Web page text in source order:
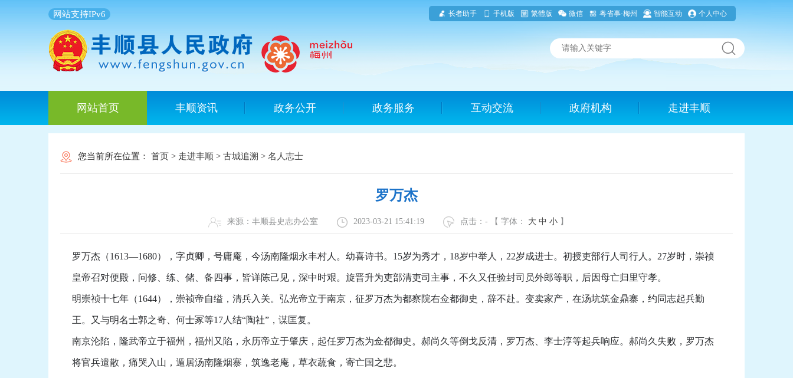
网站支持IPv6 长者助手 手机版 繁體版 微信 粤省事·梅州 智能互动 个人中心
网站首页 丰顺资讯 政务公开 政务服务 互动交流 政府机构 走进丰顺
您当前所在位置： 首页 > 走进丰顺 > 古城追溯 > 名人志士
罗万杰
来源：丰顺县史志办公室 2023-03-21 15:41:19 点击： - 【 字体： 大 中 小 】
罗万杰（1613—1680），字贞卿，号庸庵，今汤南隆烟永丰村人。幼喜诗书。15岁为秀才，18岁中举人，22岁成进士。初授吏部行人司行人。27岁时，崇祯
皇帝召对便殿，问修、练、储、备四事，皆详陈己见，深中时艰。旋晋升为吏部清吏司主事，不久又任验封司员外郎等职，后因母亡归里守孝。
明崇祯十七年（1644），崇祯帝自缢，清兵入关。弘光帝立于南京，征罗万杰为都察院右佥都御史，辞不赴。变卖家产，在汤坑筑金鼎寨，约同志起兵勤
王。又与明名士郭之奇、何士冢等17人结“陶社”，谋匡复。
南京沦陷，隆武帝立于福州，福州又陷，永历帝立于肇庆，起任罗万杰为佥都御史。郝尚久等倒戈反清，罗万杰、李士淳等起兵响应。郝尚久失败，罗万杰
将官兵遣散，痛哭入山，遁居汤南隆烟寨，筑逸老庵，草衣蔬食，寄亡国之悲。